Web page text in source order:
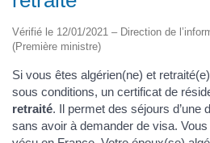
Vérifié le 12/01/2021 – Direction de
(Première ministre)
Si vous êtes algérien(ne) et
sous conditions, un certificat de
retraité. Il permet des séjours d’une
sans avoir à demander de visa.